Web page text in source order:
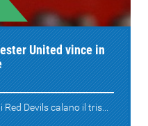
United vince in
Devils calano il tris...